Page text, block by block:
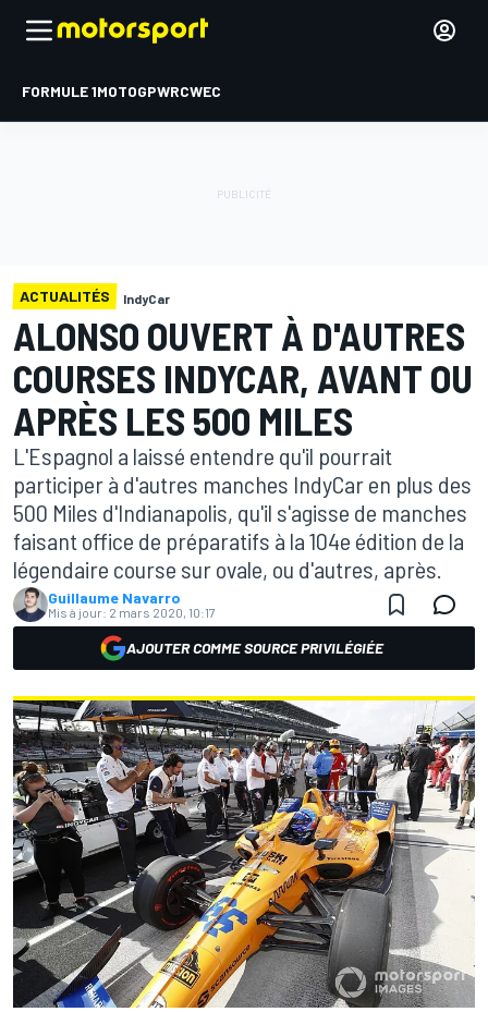
FORMULE 1MOTOGPWRCWEC
ACTUALITÉS IndyCar
ALONSO OUVERT À D'AUTRES
COURSES INDYCAR, AVANT OU
APRÈS LES 500 MILES
L'Espagnol a laissé entendre qu'il pourrait
participer à d'autres manches IndyCar en plus des
500 Miles d'Indianapolis, qu'il s'agisse de manches
faisant office de préparatifs à la 104e édition de la
légendaire course sur ovale, ou d'autres, après.
Guillaume Navarro
Mis à jour: 2 mars 2020, 10:17
AJOUTER COMME SOURCE PRIVILÉGIÉE